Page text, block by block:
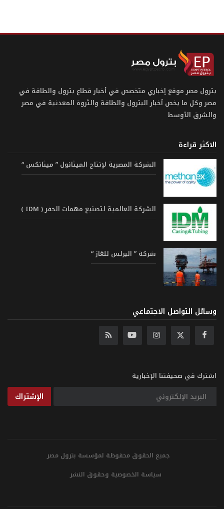
بترول مصر موقع إخباري متخصص في أخبار قطاع بترول والطاقة في
مصر وكل ما يخص أخبار البترول والطاقة والثروة المعدنية في مصر
والشرق الأوسط
الاكثر قراءة
الشركة المصرية لإنتاج الميثانول ” ميثانكس “
الشركة العالمية لتصنيع مهمات الحفر ( IDM )
شركة ” البرلس للغاز “
وسائل التواصل الاجتماعي
اشترك في صحيفتنا الإخبارية
الإشتراك
جميع الحقوق محفوظة لمؤسسة بترول مصر
سياسة الخصوصية وحقوق النشر